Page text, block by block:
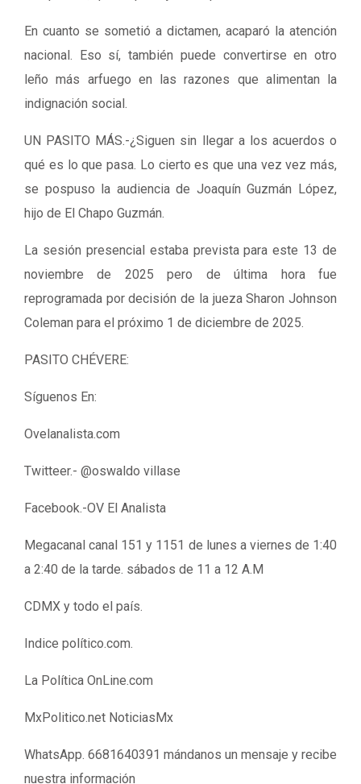
En cuanto se sometió a dictamen, acaparó la atención
nacional. Eso sí, también puede convertirse en otro
leño más arfuego en las razones que alimentan la
indignación social.
UN PASITO MÁS.-¿Siguen sin llegar a los acuerdos o
qué es lo que pasa. Lo cierto es que una vez vez más,
se pospuso la audiencia de Joaquín Guzmán López,
hijo de El Chapo Guzmán.
La sesión presencial estaba prevista para este 13 de
noviembre de 2025 pero de última hora fue
reprogramada por decisión de la jueza Sharon Johnson
Coleman para el próximo 1 de diciembre de 2025.
PASITO CHÉVERE:
Síguenos En:
Ovelanalista.com
Twitteer.- @oswaldo villase
Facebook.-OV El Analista
Megacanal canal 151 y 1151 de lunes a viernes de 1:40
a 2:40 de la tarde. sábados de 11 a 12 A.M
CDMX y todo el país.
Indice político.com.
La Política OnLine.com
MxPolitico.net NoticiasMx
WhatsApp. 6681640391 mándanos un mensaje y recibe
nuestra información